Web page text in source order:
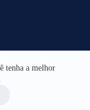
tenha a melhor